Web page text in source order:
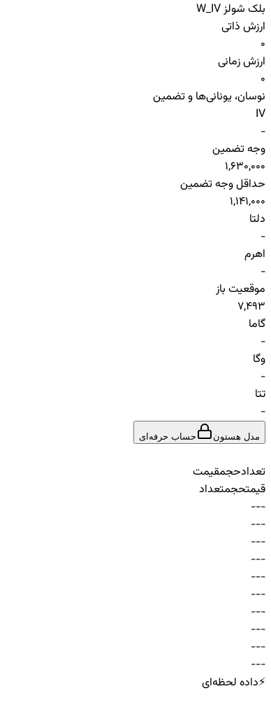
بلک شولز W_IV
ارزش ذاتی
0
ارزش زمانی
0
نوسان، یونانی‌ها و تضمین
IV
-
وجه تضمین
1,630,000
حداقل وجه تضمین
1,141,000
دلتا
-
اهرم
-
موقعیت باز
7,493
گاما
-
وگا
-
تتا
-
مدل هستون حساب حرفه‌ای
تعدادحجمقیمت
قیمتحجمتعداد
-
-
-
-
-
-
-
-
-
-
-
-
-
-
-
-
-
-
-
-
-
-
-
-
-
-
-
-
-
-
⚡داده لحظه‌ای